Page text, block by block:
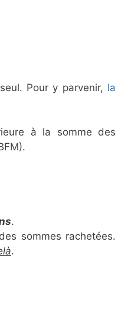
Pour y parvenir, la
à la somme des
.
sommes rachetées.
.